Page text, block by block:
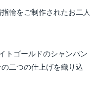
輪をご制作されたお二人
トゴールドのシャンパン
二つの仕上げを織り込